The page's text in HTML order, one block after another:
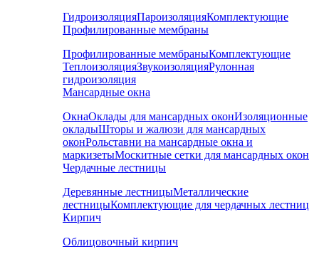
ГидроизоляцияПароизоляцияКомплектующие
Профилированные мембраны
Профилированные мембраныКомплектующие
ТеплоизоляцияЗвукоизоляцияРулонная
гидроизоляция
Мансардные окна
ОкнаОклады для мансардных оконИзоляционные
окладыШторы и жалюзи для мансардных
оконРольставни на мансардные окна и
маркизетыМоскитные сетки для мансардных окон
Чердачные лестницы
Деревянные лестницыМеталлические
лестницыКомплектующие для чердачных лестниц
Кирпич
Облицовочный кирпич